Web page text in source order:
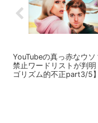
YouTubeの真っ赤なウ
禁止ワードリストが判
ゴリズム的不正part3/5】